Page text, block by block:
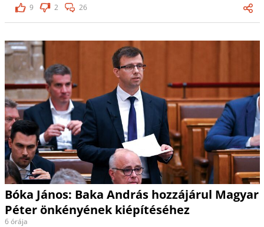
9 2 26
Bóka János: Baka András hozzájárul Magyar
Péter önkényének kiépítéséhez
6 órája